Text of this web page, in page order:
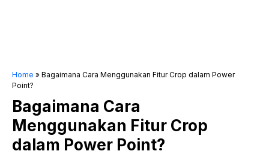
Home » Bagaimana Cara Menggunakan Fitur Crop dalam Power
Point?
Bagaimana Cara
Menggunakan Fitur Crop
dalam Power Point?